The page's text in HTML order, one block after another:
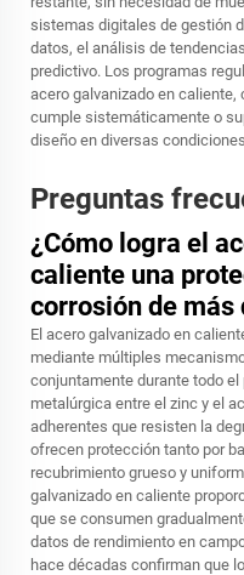
sistemas digitales de gestión
datos, el análisis de
predictivo. Los programas
acero galvanizado en
cumple sistemáticamente o
diseño en diversas
Preguntas
¿Cómo logra el
caliente una
corrosión de más
El acero galvanizado en
mediante múltiples
conjuntamente durante todo el
metalúrgica entre el zinc y el
adherentes que resisten la
ofrecen protección tanto por
recubrimiento grueso y
galvanizado en caliente
que se consumen
datos de rendimiento en
hace décadas confirman que